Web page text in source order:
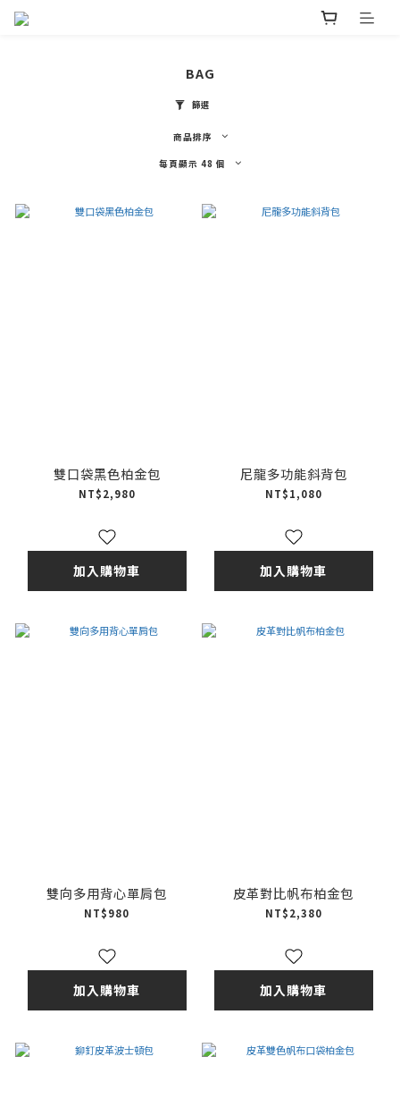
BAG
篩選
商品排序
每頁顯示 48 個
雙口袋黑色柏金包
NT$2,980
加入購物車
尼龍多功能斜背包
NT$1,080
加入購物車
雙向多用背心單肩包
NT$980
加入購物車
皮革對比帆布柏金包
NT$2,380
加入購物車